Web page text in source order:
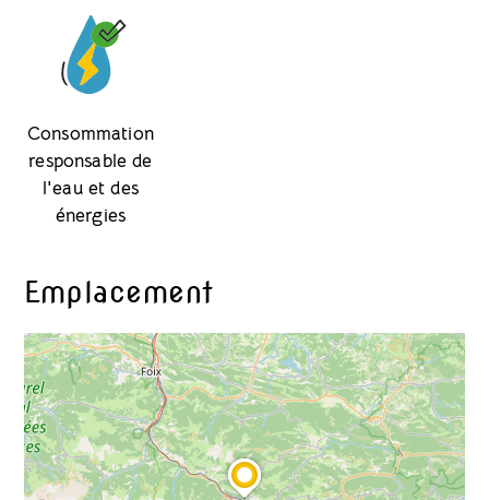
Consommation
responsable de
l'eau et des
énergies
Emplacement